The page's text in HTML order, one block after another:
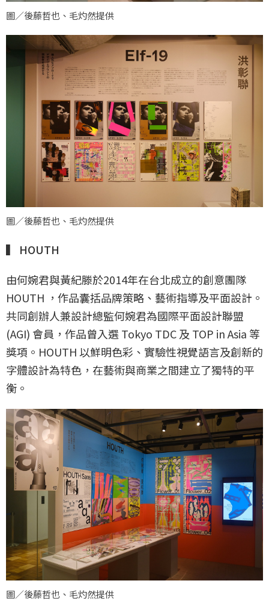
圖／後藤哲也、毛灼然提供
圖／後藤哲也、毛灼然提供
▍ HOUTH
由何婉君與黃紀滕於2014年在台北成立的創意團隊
HOUTH ，作品囊括品牌策略、藝術指導及平面設計。
共同創辦人兼設計總監何婉君為國際平面設計聯盟
(AGI) 會員，作品曾入選 Tokyo TDC 及 TOP in Asia 等
獎項。HOUTH 以鮮明色彩、實驗性視覺語言及創新的
字體設計為特色，在藝術與商業之間建立了獨特的平
衡。
圖／後藤哲也、毛灼然提供